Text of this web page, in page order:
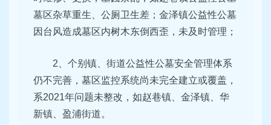
墓区杂草重生、公厕卫生差；金泽镇公益性公墓
因台风造成墓区内树木东倒西歪，未及时管理；
2、个别镇、街道公益性公墓安全管理体系
仍不完善，墓区监控系统尚未完全建立或覆盖，
系2021年问题未整改，如赵巷镇、金泽镇、华
新镇、盈浦街道。